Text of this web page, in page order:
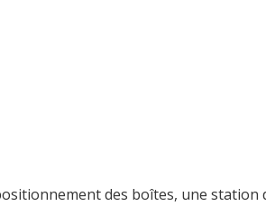
des boîtes, une station